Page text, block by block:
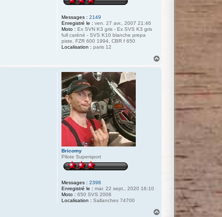
Messages : 2149
Enregistré le : ven. 27 avr., 2007 21:46
Moto : Ex SVN K3 gris - Ex SVS K3 gris
full caréné - SVS K10 blanche prepa
piste, FZR 600 1994, CBR f 650
Localisation : paris 12
Bricomy
Pilote Supersport
Messages : 2398
Enregistré le : mar. 22 sept., 2020 16:10
Moto : 650 SVS 2006
Localisation : Sallanches 74700